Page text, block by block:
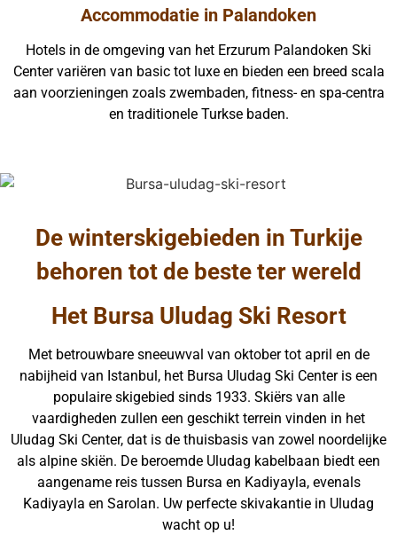
Accommodatie in Palandoken
Hotels in de omgeving van het Erzurum Palandoken Ski
Center variëren van basic tot luxe en bieden een breed scala
aan voorzieningen zoals zwembaden, fitness- en spa-centra
en traditionele Turkse baden.
De winterskigebieden in Turkije
behoren tot de beste ter wereld
Het Bursa Uludag Ski Resort
Met betrouwbare sneeuwval van oktober tot april en de
nabijheid van Istanbul, het Bursa Uludag Ski Center is een
populaire skigebied sinds 1933. Skiërs van alle
vaardigheden zullen een geschikt terrein vinden in het
Uludag Ski Center, dat is de thuisbasis van zowel noordelijke
als alpine skiën. De beroemde Uludag kabelbaan biedt een
aangename reis tussen Bursa en Kadiyayla, evenals
Kadiyayla en Sarolan. Uw perfecte skivakantie in Uludag
wacht op u!